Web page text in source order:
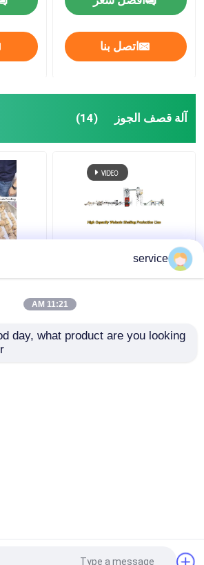
اتصل بنا
آلة قصف الجوز (14)
آلة قصف الجوز
الأوتوماتيكية مع فصل
service
11:21 AM
day, what product are you looking